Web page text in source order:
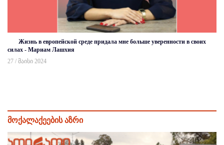
Жизнь в европейской среде придала мне больше уверенности в своих
силах - Мариам Лашхия
27 / მაისი 2024
მოქალაქეების აზრი